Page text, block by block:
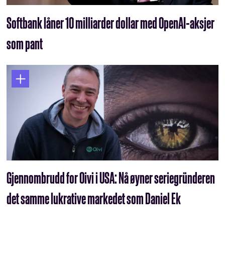
Softbank låner 10 milliarder dollar med OpenAI-aksjer
som pant
Gjennombrudd for Oivi i USA: Nå øyner seriegründeren
det samme lukrative markedet som Daniel Ek